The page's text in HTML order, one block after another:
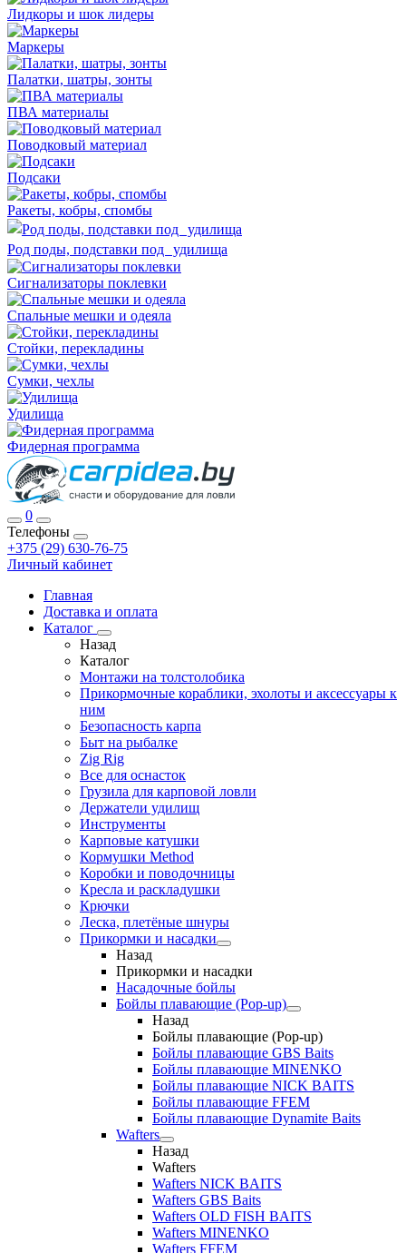
Лидкоры и шок лидеры
Маркеры
Палатки, шатры, зонты
ПВА материалы
Поводковый материал
Подсаки
Ракеты, кобры, спомбы
Род поды, подставки под удилища
Сигнализаторы поклевки
Спальные мешки и одеяла
Стойки, перекладины
Сумки, чехлы
Удилища
Фидерная программа
0
Телефоны
+375 (29) 630-76-75
Личный кабинет
Главная
Доставка и оплата
Каталог
Назад
Каталог
Монтажи на толстолобика
Прикормочные кораблики, эхолоты и аксессуары к
ним
Безопасность карпа
Быт на рыбалке
Zig Rig
Все для оснасток
Грузила для карповой ловли
Держатели удилищ
Инструменты
Карповые катушки
Кормушки Method
Коробки и поводочницы
Кресла и раскладушки
Крючки
Леска, плетёные шнуры
Прикормки и насадки
Назад
Прикормки и насадки
Насадочные бойлы
Бойлы плавающие (Pop-up)
Назад
Бойлы плавающие (Pop-up)
Бойлы плавающие GBS Baits
Бойлы плавающие MINENKO
Бойлы плавающие NICK BAITS
Бойлы плавающие FFEM
Бойлы плавающие Dynamite Baits
Wafters
Назад
Wafters
Wafters NICK BAITS
Wafters GBS Baits
Wafters OLD FISH BAITS
Wafters MINENKO
Wafters FFEM